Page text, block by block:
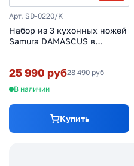
Арт. SD-0220/K
Набор из 3 кухонных ножей
Samura DAMASCUS в
VG-10/дамаск, рукоять G10,
SD-0220
25 990 руб28 490 руб
В наличии
Купить